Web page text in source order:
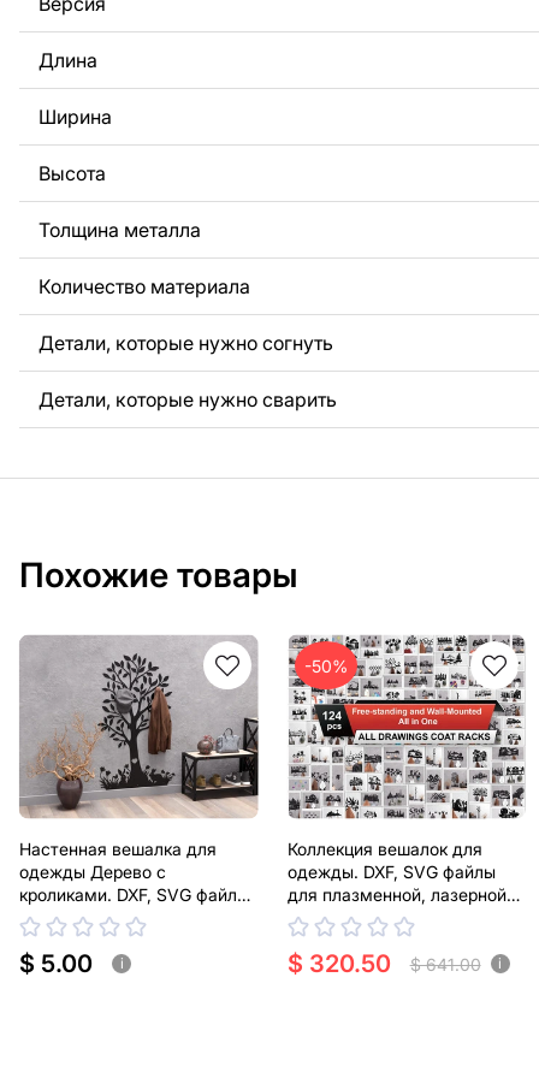
За дополнительную плату мы можем добавить любой
логотип вашей компании или внести другие изменения
Если вам нужно, чтобы мы выполнили
металла для вас, пожалуйста, свяжитесь с нами.
Если у вас остались вопросы или вам нужна помощь,
любое время, мы всегда готовы помочь.
Длина
Ширина
Высота
Толщина металла
Количество материала
Детали, которые нужно согнуть
Детали, которые нужно сварить
Похожие товары
Настенная вешалка для
одежды Дерево с
кроликами. DXF, SVG файлы
для плазменной, лазерной
резки
$ 5.00 i
-50%
Коллекция вешалок для
одежды. DXF, SVG файлы
для плазменной, лазерной
резки
$ 320.50 $ 641.00 i